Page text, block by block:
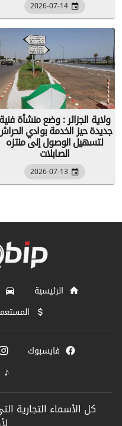
2026-07-14
ولاية الجزائر : وضع منشأة فنية
جديدة حيز الخدمة بوادي
لتسهيل الوصول إلى منتزه
الصابلات
2026-07-13
الرئيسية
فايسبوك
♪
كل الأسماء